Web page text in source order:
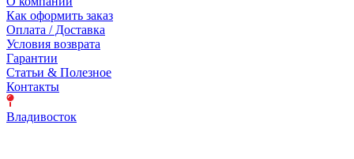
Как оформить заказ
Оплата / Доставка
Условия возврата
Гарантии
Статьи & Полезное
Контакты
Владивосток